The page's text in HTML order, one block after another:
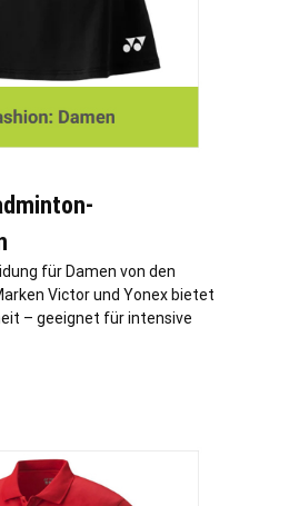
für Damen von den
Victor und Yonex bietet
– geeignet für intensive